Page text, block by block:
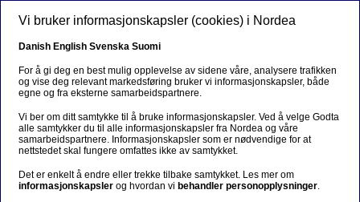
NO
Anteeksi...
Sivua ei ole saatavilla suomeksi
Pysy sivulla
suomenkieliselle sivulle
Vi bruker informasjonskapsler (cookies) i Nordea
Danish English Svenska Suomi
For å gi deg en best mulig opplevelse av sidene våre, analysere trafikken
og vise deg relevant markedsføring bruker vi informasjonskapsler, både
egne og fra eksterne samarbeidspartnere.
Vi ber om ditt samtykke til å bruke informasjonskapsler. Ved å velge Godta
alle samtykker du til alle informasjonskapsler fra Nordea og våre
samarbeidspartnere. Informasjonskapsler som er nødvendige for at
nettstedet skal fungere omfattes ikke av samtykket.
Det er enkelt å endre eller trekke tilbake samtykket. Les mer om
informasjonskapsler og hvordan vi behandler personopplysninger.